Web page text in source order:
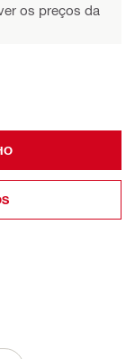
os preços da